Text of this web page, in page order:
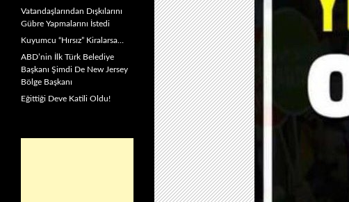
Vatandaşlarından Dışkılarını
Gübre Yapmalarını İstedi
Kuyumcu “Hırsız” Kiralarsa…
ABD’nin İlk Türk Belediye
Başkanı Şimdi De New Jersey
Bölge Başkanı
Eğittiği Deve Katili Oldu!